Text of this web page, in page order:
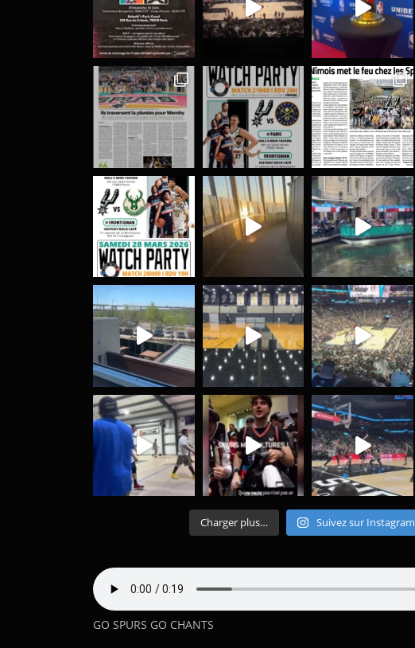
Charger plus… Suivez sur Instagram
GO SPURS GO CHANTS